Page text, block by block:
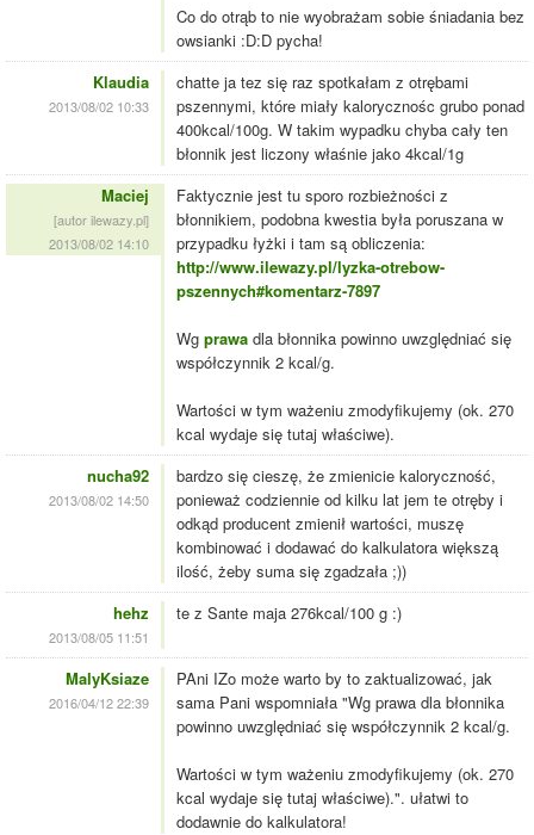
Co do otrąb to nie wyobrażam sobie śniadania bez
owsianki :D:D pycha!
Klaudia
2013/08/02 10:33
chatte ja tez się raz spotkałam z otrębami
pszennymi, które miały kalorycznośc grubo ponad
400kcal/100g. W takim wypadku chyba cały ten
błonnik jest liczony właśnie jako 4kcal/1g
Maciej
[autor ilewazy.pl]
2013/08/02 14:10
Faktycznie jest tu sporo rozbieżności z
błonnikiem, podobna kwestia była poruszana w
przypadku łyżki i tam są obliczenia:
http://www.ilewazy.pl/lyzka-otrebow-
pszennych#komentarz-7897
Wg prawa dla błonnika powinno uwzględniać się
współczynnik 2 kcal/g.
Wartości w tym ważeniu zmodyfikujemy (ok. 270
kcal wydaje się tutaj właściwe).
nucha92
2013/08/02 14:50
bardzo się cieszę, że zmienicie kaloryczność,
ponieważ codziennie od kilku lat jem te otręby i
odkąd producent zmienił wartości, muszę
kombinować i dodawać do kalkulatora większą
ilość, żeby suma się zgadzała ;))
hehz
2013/08/05 11:51
te z Sante maja 276kcal/100 g :)
MalyKsiaze
2016/04/12 22:39
PAni IZo może warto by to zaktualizować, jak
sama Pani wspomniała "Wg prawa dla błonnika
powinno uwzględniać się współczynnik 2 kcal/g.
Wartości w tym ważeniu zmodyfikujemy (ok. 270
kcal wydaje się tutaj właściwe).". ułatwi to
dodawnie do kalkulatora!